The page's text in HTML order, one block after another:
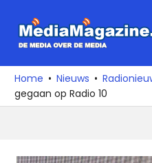
naar
media
over
de
Home Nieuws
gegaan op Radio 10